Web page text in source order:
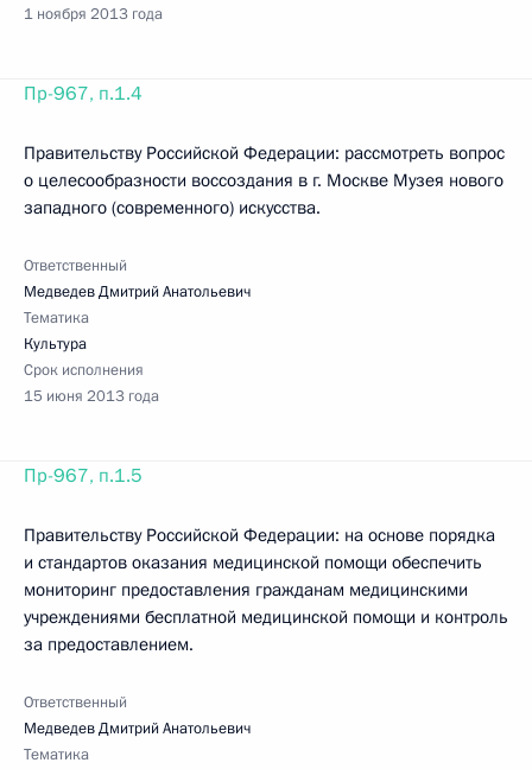
1 ноября 2013 года
Пр-967, п.1.4
Правительству Российской Федерации: рассмотреть вопрос
о целесообразности воссоздания в г. Москве Музея нового
западного (современного) искусства.
Ответственный
Медведев Дмитрий Анатольевич
Тематика
Культура
Срок исполнения
15 июня 2013 года
Пр-967, п.1.5
Правительству Российской Федерации: на основе порядка
и стандартов оказания медицинской помощи обеспечить
мониторинг предоставления гражданам медицинскими
учреждениями бесплатной медицинской помощи и контроль
за предоставлением.
Ответственный
Медведев Дмитрий Анатольевич
Тематика